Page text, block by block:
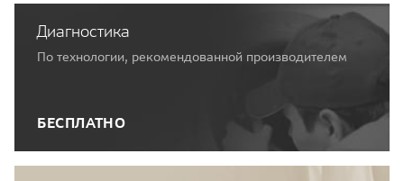
Диагностика
По технологии, рекомендованной производителем
БЕСПЛАТНО